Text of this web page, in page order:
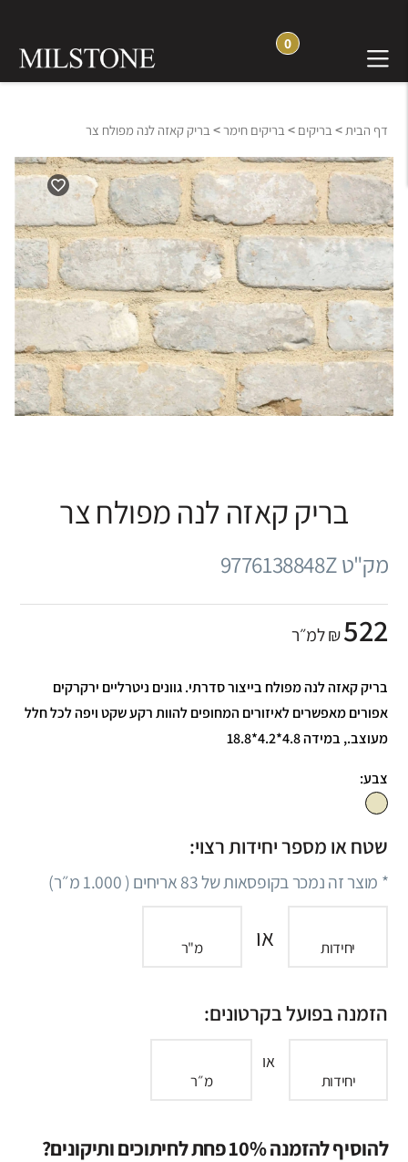
0
דף הבית> בריקים > בריקים חימר> בריק קאזה לנה מפולח צר
בריק קאזה לנה מפולח צר
מק"ט 9776138848Z
522₪ למ״ר
בריק קאזה לנה מפולח בייצור סדרתי. גוונים ניטרליים ירקרקים
אפורים מאפשרים לאיזורים המחופים להוות רקע שקט ויפה לכל חלל
מעוצב., במידה 4.8*4.2*18.8
צבע:
שטח או מספר יחידות רצוי:
* מוצר זה נמכר בקופסאות של83אריחים (1.000מ״ר)
יחידות או מ"ר
הזמנה בפועל בקרטונים:
יחידות
או
מ״ר
להוסיף להזמנה 10% פחת לחיתוכים ותיקונים?